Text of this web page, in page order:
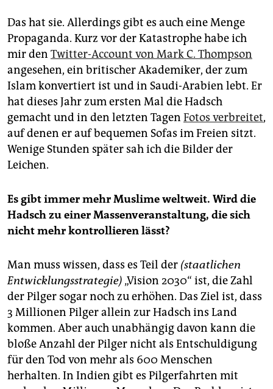
Das hat sie. Allerdings gibt es auch eine Menge
Propaganda. Kurz vor der Katastrophe habe ich
mir den Twitter-Account von Mark C. Thompson
angesehen, ein britischer Akademiker, der zum
Islam konvertiert ist und in Saudi-Arabien lebt. Er
hat dieses Jahr zum ersten Mal die Hadsch
gemacht und in den letzten Tagen Fotos verbreitet,
auf denen er auf bequemen Sofas im Freien sitzt.
Wenige Stunden später sah ich die Bilder der
Leichen.
Es gibt immer mehr Muslime weltweit. Wird die
Hadsch zu einer Massenveranstaltung, die sich
nicht mehr kontrollieren lässt?
Man muss wissen, dass es Teil der (staatlichen
Entwicklungsstrategie) „Vision 2030“ ist, die Zahl
der Pilger sogar noch zu erhöhen. Das Ziel ist, dass
3 Millionen Pilger allein zur Hadsch ins Land
kommen. Aber auch unabhängig davon kann die
bloße Anzahl der Pilger nicht als Entschuldigung
für den Tod von mehr als 600 Menschen
herhalten. In Indien gibt es Pilgerfahrten mit